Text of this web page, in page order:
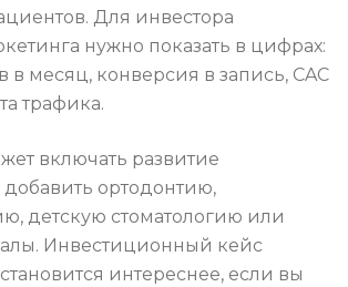
Для инвестора
нужно показать в цифрах:
в месяц, конверсия в запись, CAC
трафика.
включать развитие
ортодонтию,
детскую стоматологию или
Инвестиционный кейс
интереснее, если вы